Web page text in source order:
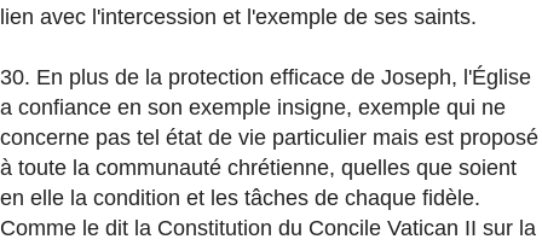
lien avec l'intercession et l'exemple de ses saints.
30. En plus de la protection efficace de Joseph, l'Église
a confiance en son exemple insigne, exemple qui ne
concerne pas tel état de vie particulier mais est proposé
à toute la communauté chrétienne, quelles que soient
en elle la condition et les tâches de chaque fidèle.
Comme le dit la Constitution du Concile Vatican II sur la